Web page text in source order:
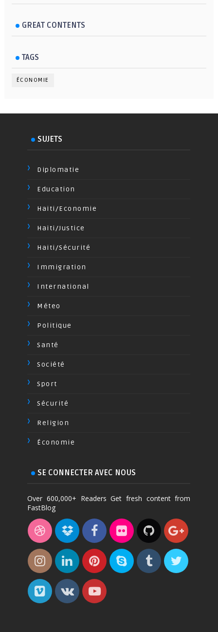
GREAT CONTENTS
TAGS
ÉCONOMIE
SUJETS
Diplomatie
Education
Haiti/Economie
Haiti/Justice
Haiti/Sécurité
Immigration
International
Méteo
Politique
Santé
Société
Sport
Sécurité
Religion
Économie
SE CONNECTER AVEC NOUS
Over 600,000+ Readers Get fresh content from
FastBlog